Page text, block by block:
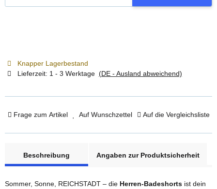
Knapper Lagerbestand
Lieferzeit: 1 - 3 Werktage (DE - Ausland abweichend)
Frage zum Artikel Auf Wunschzettel Auf die Vergleichsliste
Beschreibung
Angaben zur Produktsicherheit
Sommer, Sonne, REICHSTADT – die Herren-Badeshorts ist dein